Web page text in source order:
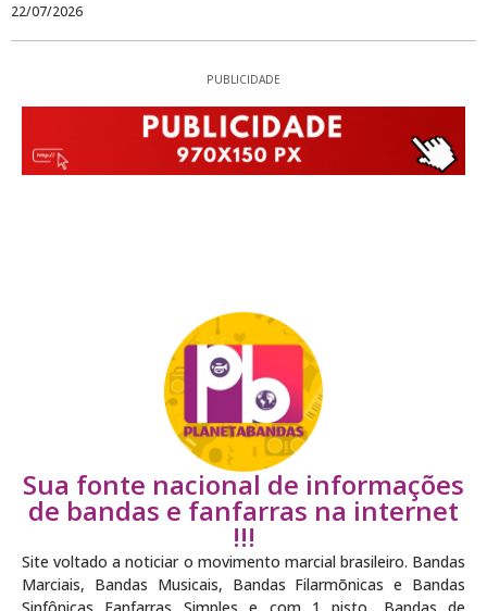
22/07/2026
PUBLICIDADE
Sua fonte nacional de informações
de bandas e fanfarras na internet
!!!
Site voltado a noticiar o movimento marcial brasileiro. Bandas
Marciais, Bandas Musicais, Bandas Filarmõnicas e Bandas